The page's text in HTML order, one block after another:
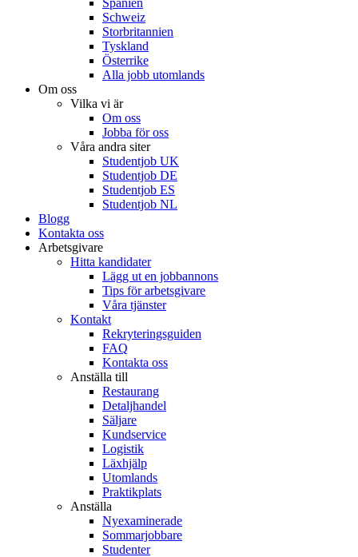
Spanien
Schweiz
Storbritannien
Tyskland
Österrike
Alla jobb utomlands
Om oss
Vilka vi är
Om oss
Jobba för oss
Våra andra siter
Studentjob UK
Studentjob DE
Studentjob ES
Studentjob NL
Blogg
Kontakta oss
Arbetsgivare
Hitta kandidater
Lägg ut en jobbannons
Tips för arbetsgivare
Våra tjänster
Kontakt
Rekryteringsguiden
FAQ
Kontakta oss
Anställa till
Restaurang
Detaljhandel
Säljare
Kundservice
Logistik
Läxhjälp
Utomlands
Praktikplats
Anställa
Nyexaminerade
Sommarjobbare
Studenter